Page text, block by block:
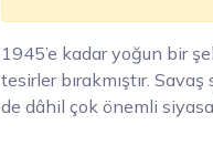
1945’e kadar yoğun bir
tesirler bırakmıştır.
de dâhil çok önemli